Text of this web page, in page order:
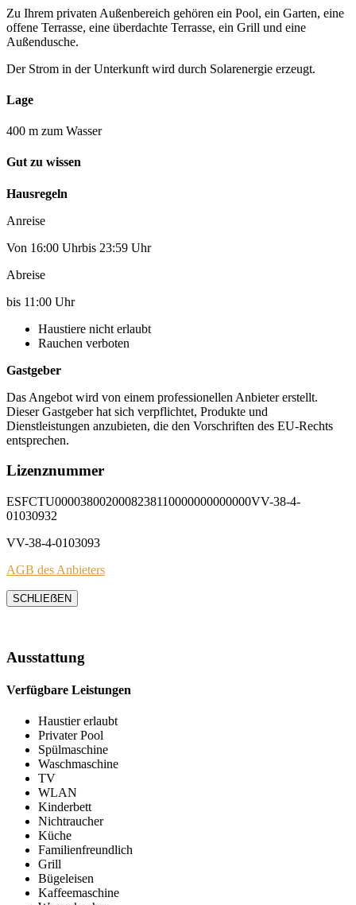
Zu Ihrem privaten Außenbereich gehören ein Pool, ein Garten, eine
offene Terrasse, eine überdachte Terrasse, ein Grill und eine
Außendusche.
Der Strom in der Unterkunft wird durch Solarenergie erzeugt.
Lage
400 m zum Wasser
Gut zu wissen
Hausregeln
Anreise
Von 16:00 Uhrbis 23:59 Uhr
Abreise
bis 11:00 Uhr
Haustiere nicht erlaubt
Rauchen verboten
Gastgeber
Das Angebot wird von einem professionellen Anbieter erstellt.
Dieser Gastgeber hat sich verpflichtet, Produkte und
Dienstleistungen anzubieten, die den Vorschriften des EU-Rechts
entsprechen.
Lizenznummer
ESFCTU0000380020008238110000000000000VV-38-4-
01030932
VV-38-4-0103093
AGB des Anbieters
SCHLIEẞEN
Ausstattung
Verfügbare Leistungen
Haustier erlaubt
Privater Pool
Spülmaschine
Waschmaschine
TV
WLAN
Kinderbett
Nichtraucher
Küche
Familienfreundlich
Grill
Bügeleisen
Kaffeemaschine